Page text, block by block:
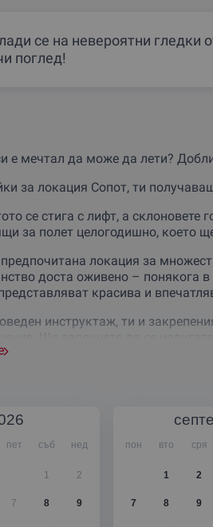
се на невероятни гледки
поглед!
е мечтал да може да лети?
за локация Сопот, ти
се стига с лифт, а склоновете
за полет целогодишно, което
локация за
доста оживено – понякога
красива и
инструктаж, ти и
въздушна акробатика – нещо,
при полет е нещо
пет съб нед
1 2
7 8 9
пон вто сря
1 2
7 8 9